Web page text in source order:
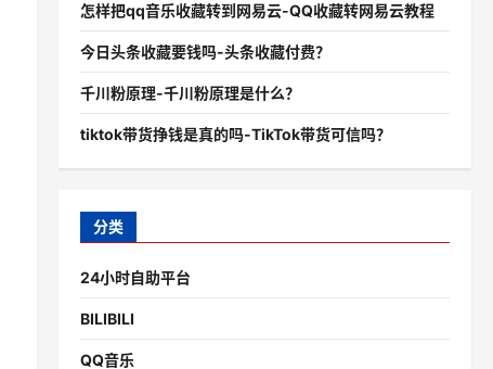
怎样把qq音乐收藏转到网易云-QQ收藏转网易云教程
今日头条收藏要钱吗-头条收藏付费？
千川粉原理-千川粉原理是什么？
tiktok带货挣钱是真的吗-TikTok带货可信吗？
分类
24小时自助平台
BILIBILI
QQ音乐